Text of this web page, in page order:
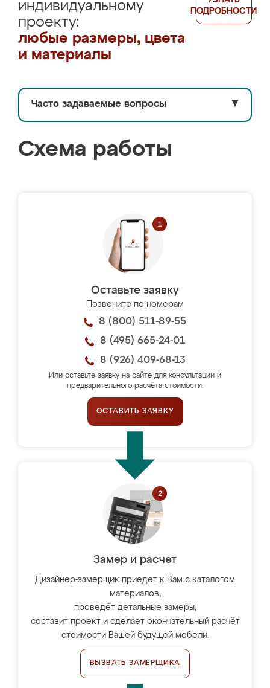
индивидуальному
проекту:
любые размеры, цвета
и материалы
ПОДРОБНОСТИ
Часто задаваемые вопросы ▼
Схема работы
Оставьте заявку
Позвоните по номерам
8 (800) 511-89-55
8 (495) 665-24-01
8 (926) 409-68-13
Или оставьте заявку на сайте для консультации и
предварительного расчёта стоимости.
ОСТАВИТЬ ЗАЯВКУ
Замер и расчет
Дизайнер-замерщик приедет к Вам с каталогом
материалов,
проведёт детальные замеры,
составит проект и сделает окончательный расчёт
стоимости Вашей будущей мебели.
ВЫЗВАТЬ ЗАМЕРЩИКА